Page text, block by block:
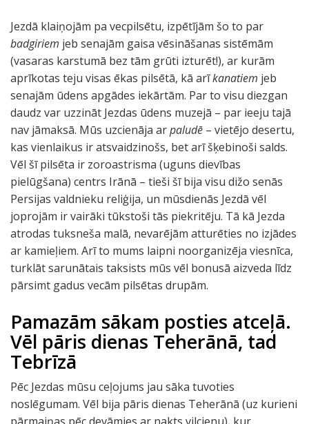
Jezdā klaiņojām pa vecpilsētu, izpētījām šo to par
badgiriem jeb senajām gaisa vēsināšanas sistēmām
(vasaras karstumā bez tām grūti izturēt!), ar kurām
aprīkotas teju visas ēkas pilsētā, kā arīkanatiem jeb
senajām ūdens apgādes iekārtām. Par to visu diezgan
daudz var uzzināt Jezdas ūdens muzejā – par ieeju tajā
nav jāmaksā. Mūs uzcienāja arpaludē – vietējo desertu,
kas vienlaikus ir atsvaidzinošs, bet arī šķebinoši salds.
Vēl šī pilsēta ir zoroastrisma (uguns dievības
pielūgšana) centrs Irānā – tieši šī bija visu dižo senās
Persijas valdnieku reliģija, un mūsdienās Jezdā vēl
joprojām ir vairāki tūkstoši tās piekritēju. Tā kā Jezda
atrodas tuksneša malā, nevarējām atturēties no izjādes
ar kamieļiem. Arī to mums laipni noorganizēja viesnīca,
turklāt sarunātais taksists mūs vēl bonusā aizveda līdz
pārsimt gadus vecām pilsētas drupām.
Pamazām sākam posties atceļā.
Vēl pāris dienas Teherānā, tad
Tebrīzā
Pēc Jezdas mūsu ceļojums jau sāka tuvoties
noslēgumam. Vēl bija pāris dienas Teherānā (uz kurieni